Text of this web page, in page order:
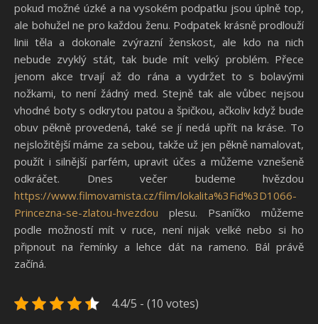
pokud možné úzké a na vysokém podpatku jsou úplně top,
ale bohužel ne pro každou ženu. Podpatek krásně prodlouží
linii těla a dokonale zvýrazní ženskost, ale kdo na nich
nebude zvyklý stát, tak bude mít velký problém. Přece
jenom akce trvají až do rána a vydržet to s bolavými
nožkami, to není žádný med. Stejně tak ale vůbec nejsou
vhodné boty s odkrytou patou a špičkou, ačkoliv když bude
obuv pěkně provedená, také se jí nedá upřít na kráse. To
nejsložitější máme za sebou, takže už jen pěkně namalovat,
použít i silnější parfém, upravit účes a můžeme vznešeně
odkráčet. Dnes večer budeme hvězdou
https://www.filmovamista.cz/film/lokalita%3Fid%3D1066-
Princezna-se-zlatou-hvezdou plesu. Psaníčko můžeme
podle možností mít v ruce, není nijak velké nebo si ho
připnout na řemínky a lehce dát na rameno. Bál právě
začíná.
4.4/5 - (10 votes)